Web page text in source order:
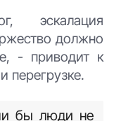
при помощи